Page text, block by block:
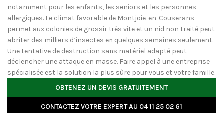
notamment pour les enfants, les seniors et les personnes
allergiques. Le climat favorable de Montjoie-en-Couserans
permet aux colonies de grossir très vite et un nid non traité peut
abriter des milliers d’insectes en quelques semaines seulement.
Une tentative de destruction sans matériel adapté peut
déclencher une attaque en masse. Faire appel à une entreprise
spécialisée est la solution la plus sûre pour vous et votre famille.
OBTENEZ UN DEVIS GRATUITEMENT
CONTACTEZ VOTRE EXPERT AU 04 11 25 02 61